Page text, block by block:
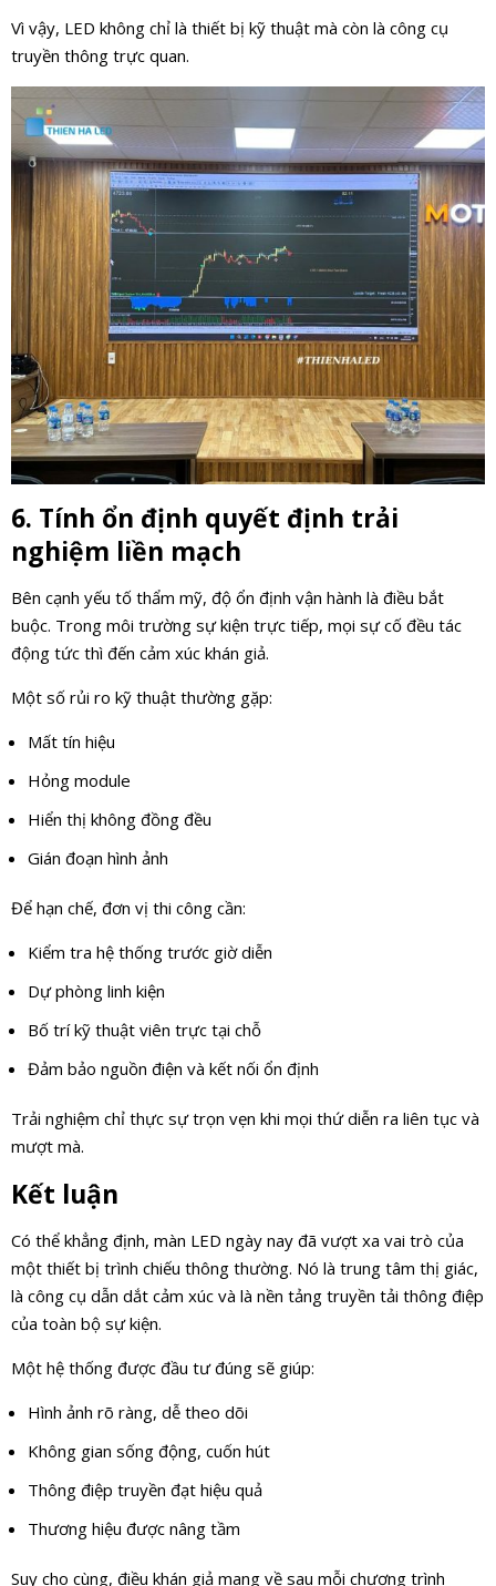
Vì vậy, LED không chỉ là thiết bị kỹ thuật mà còn là công cụ
truyền thông trực quan.
6. Tính ổn định quyết định trải
nghiệm liền mạch
Bên cạnh yếu tố thẩm mỹ, độ ổn định vận hành là điều bắt
buộc. Trong môi trường sự kiện trực tiếp, mọi sự cố đều tác
động tức thì đến cảm xúc khán giả.
Một số rủi ro kỹ thuật thường gặp:
Mất tín hiệu
Hỏng module
Hiển thị không đồng đều
Gián đoạn hình ảnh
Để hạn chế, đơn vị thi công cần:
Kiểm tra hệ thống trước giờ diễn
Dự phòng linh kiện
Bố trí kỹ thuật viên trực tại chỗ
Đảm bảo nguồn điện và kết nối ổn định
Trải nghiệm chỉ thực sự trọn vẹn khi mọi thứ diễn ra liên tục và
mượt mà.
Kết luận
Có thể khẳng định, màn LED ngày nay đã vượt xa vai trò của
một thiết bị trình chiếu thông thường. Nó là trung tâm thị giác,
là công cụ dẫn dắt cảm xúc và là nền tảng truyền tải thông điệp
của toàn bộ sự kiện.
Một hệ thống được đầu tư đúng sẽ giúp:
Hình ảnh rõ ràng, dễ theo dõi
Không gian sống động, cuốn hút
Thông điệp truyền đạt hiệu quả
Thương hiệu được nâng tầm
Suy cho cùng, điều khán giả mang về sau mỗi chương trình